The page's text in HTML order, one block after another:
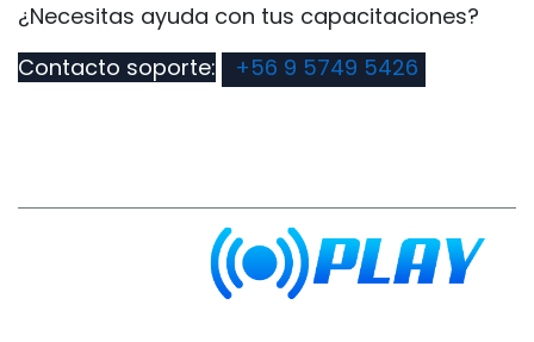
​¿Necesitas ayuda con tus capacitaciones?
Contacto soporte:
+56 9 5749 5426